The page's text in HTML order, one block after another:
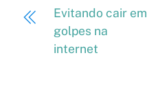
Evitando cair em
golpes na
internet